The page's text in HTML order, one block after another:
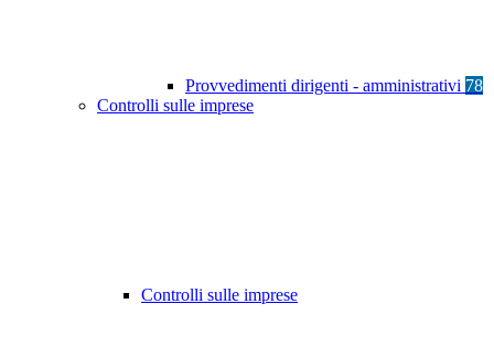
Provvedimenti dirigenti - amministrativi 78
Controlli sulle imprese
Controlli sulle imprese